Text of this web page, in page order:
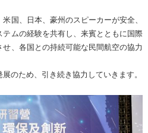
国、日本、豪州のスピーカーが安全、
ムの経験を共有し、来賓とともに国際
、各国との持続可能な民間航空の協力
のため、引き続き協力していきます。